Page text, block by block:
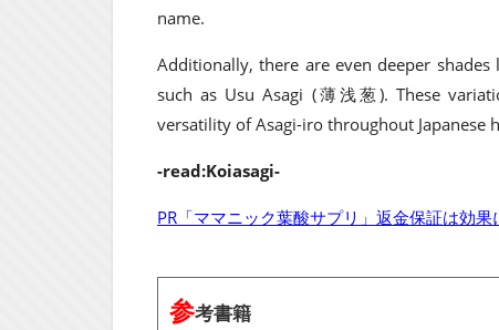
name.
Additionally, there are even deeper
such as Usu Asagi (薄浅葱). These
versatility of Asagi-iro throughout Japanese
-read:Koiasagi-
PR「ママニック葉酸サプリ」返金保証は効果
参考書籍